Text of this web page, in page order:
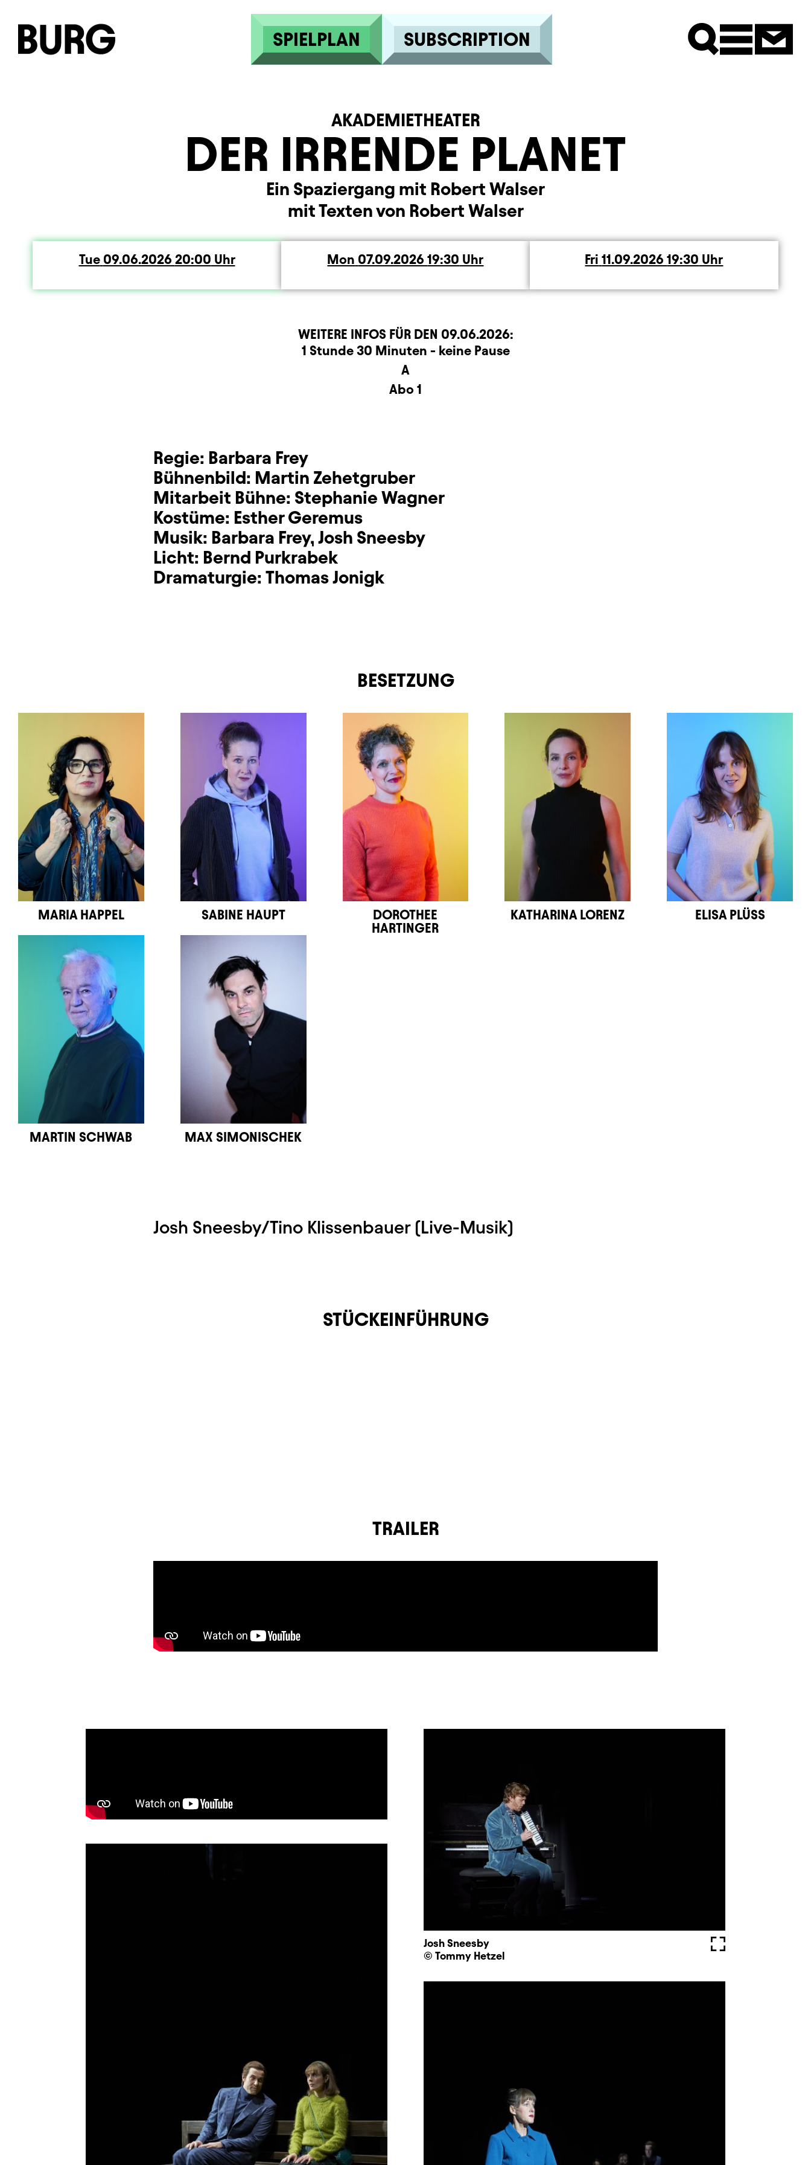
SPIELPLAN SUBSCRIPTION
DER IRRENDE PLANET
AKADEMIETHEATER
Ein Spaziergang mit Robert Walser
mit Texten von Robert Walser
Tue Tuesday
09.06.2026 20:00 Uhr Mon Monday
07.09.202619:30 Uhr Fri Friday
11.09.202619:30 Uhr
WEITERE INFOS FÜR DEN 09.06.2026:
Information1 Stunde 30 Minuten - keine Pause
A
Abo 1
Regie: Barbara Frey
Bühnenbild: Martin Zehetgruber
Mitarbeit Bühne: Stephanie Wagner
Kostüme: Esther Geremus
Musik: Barbara Frey, Josh Sneesby
Licht: Bernd Purkrabek
Dramaturgie: Thomas Jonigk
BESETZUNG
MARIA HAPPEL SABINE HAUPT
DOROTHEE
HARTINGER
KATHARINA LORENZ ELISA PLÜSS
MARTIN SCHWAB MAX SIMONISCHEK
Josh Sneesby/Tino Klissenbauer (Live-Musik)
STÜCKEINFÜHRUNG
TRAILER
Josh Sneesby
Fullscreen
© Tommy Hetzel